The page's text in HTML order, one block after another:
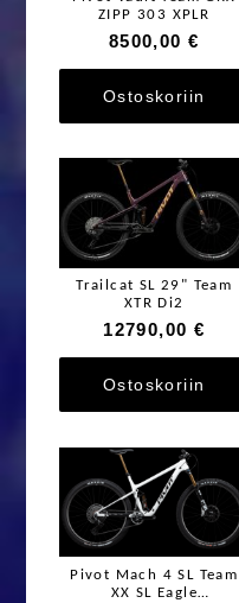
ZIPP 303 XPLR
8500,00 €
Ostoskoriin
Trailcat SL 29" Team
XTR Di2
12790,00 €
Ostoskoriin
Pivot Mach 4 SL Team
XX SL Eagle